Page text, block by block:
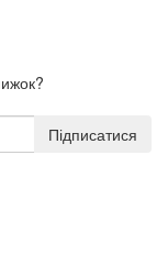
Підписатися